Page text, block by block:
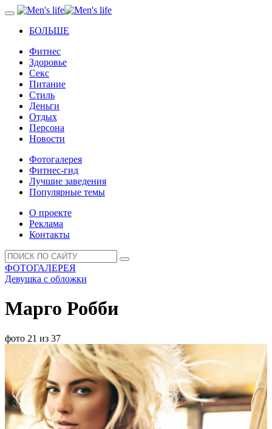
БОЛЬШЕ
Фитнес
Здоровье
Секс
Питание
Стиль
Деньги
Отдых
Персона
Новости
Фотогалерея
Фитнес-гид
Лучшие заведения
Популярные темы
О проекте
Реклама
Контакты
ФОТОГАЛЕРЕЯ
Девушка с обложки
Марго Робби
фото 21 из 37